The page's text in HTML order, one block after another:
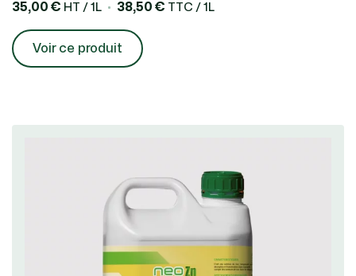
35,00 € HT / 1L 38,50 € TTC / 1L
Voir ce produit